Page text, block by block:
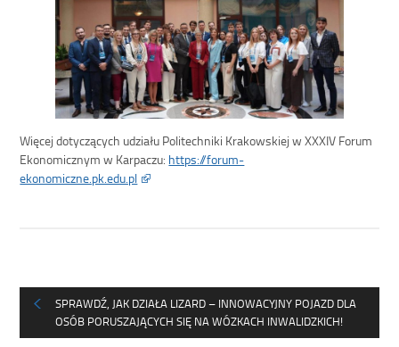
Więcej dotyczących udziału Politechniki Krakowskiej w XXXIV Forum
Ekonomicznym w Karpaczu: https://forum-
ekonomiczne.pk.edu.pl
SPRAWDŹ, JAK DZIAŁA LIZARD – INNOWACYJNY POJAZD DLA
OSÓB PORUSZAJĄCYCH SIĘ NA WÓZKACH INWALIDZKICH!